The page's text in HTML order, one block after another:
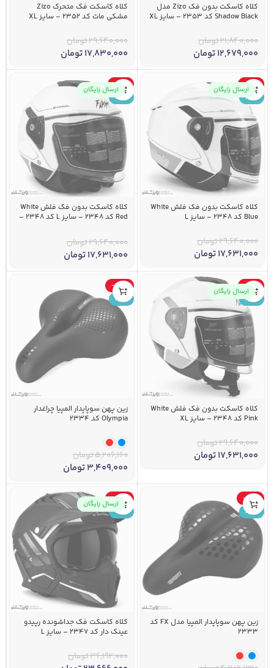
کلاه کاسکت بدون فک Zizo مدل
Shadow Black کد 2353 – سایز XL
21,840,000تومان
12,679,000تومان
کلاه کاسکت فک متحرک Zizo
مشکی مات کد 2352 – سایز XL
29,640,000تومان
17,830,000تومان
-41%
جدید
ارسال رایگان
کلاه کاسکت بدون فک فلش White
Blue کد 2348 – سایز L
29,640,000تومان
17,631,000تومان
-41%
جدید
ارسال رایگان
کلاه کاسکت بدون فک فلش White
Red کد 2348 – سایز L کد 2348 –
29,640,000تومان
17,631,000تومان
-41%
جدید
ارسال رایگان
کلاه کاسکت بدون فک فلش White
Pink کد 2348 – سایز XL
29,640,000تومان
17,631,000تومان
-35%
جدید
زین پهن سوپاپدار المپیا چراغدار
Olympia کد 2334
5,206,160تومان
3,409,000تومان
-42%
جدید
زین پهن سوپاپدار المپیا مدل FX کد
2333
-35%
جدید
ارسال رایگان
کلاه کاسکت فک جداشونده رپیدو
عینک دار کد 2347 – سایز L
36,192,000تومان